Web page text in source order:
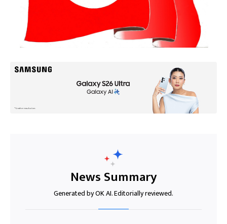
News Summary
Generated by OK AI. Editorially reviewed.